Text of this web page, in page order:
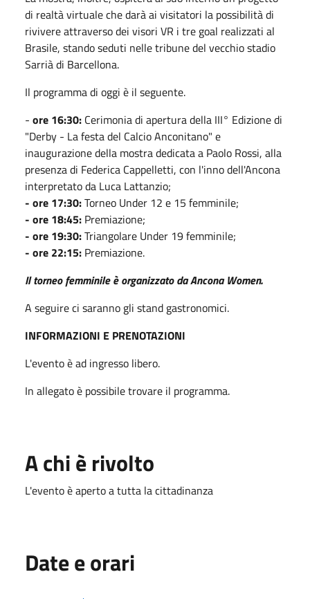
di realtà virtuale che darà ai visitatori la possibilità di
rivivere attraverso dei visori VR i tre goal realizzati al
Brasile, stando seduti nelle tribune del vecchio stadio
Sarrià di Barcellona.
Il programma di oggi è il seguente.
- ore 16:30: Cerimonia di apertura della III° Edizione di
"Derby - La festa del Calcio Anconitano" e
inaugurazione della mostra dedicata a Paolo Rossi, alla
presenza di Federica Cappelletti, con l'inno dell'Ancona
interpretato da Luca Lattanzio;
- ore 17:30:Torneo Under 12 e 15 femminile;
- ore 18:45: Premiazione;
- ore 19:30:Triangolare Under 19 femminile;
- ore 22:15: Premiazione.
Il torneo femminile è organizzato da Ancona Women.
A seguire ci saranno gli stand gastronomici.
INFORMAZIONI E PRENOTAZIONI
L'evento è ad ingresso libero.
In allegato è possibile trovare il programma.
A chi è rivolto
L'evento è aperto a tutta la cittadinanza
Date e orari